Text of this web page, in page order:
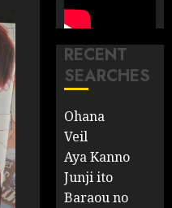
RECENT
SEARCHES
Ohana
Veil
Aya Kanno
Junji ito
Baraou no